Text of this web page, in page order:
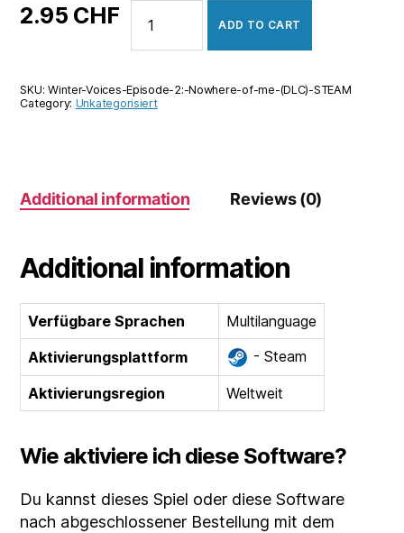
2.95 CHF
Voices
Episode
Nowhere
ADD TO CART
SKU:Winter-Voices-Episode-2:-Nowhere-of-me-(DLC)-STEAM
Category: Unkategorisiert
Additional information Reviews (0)
Additional information
Verfügbare Sprachen
Multilanguage
Aktivierungsplattform
- Steam
Aktivierungsregion Weltweit
Wie aktiviere ich diese Software?
Du kannst dieses Spiel oder diese Software
nach abgeschlossener Bestellung mit dem